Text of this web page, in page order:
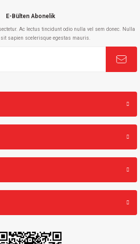
E-Bülten Abonelik
Ac lectus tincidunt odio nulla vel sem donec. Nulla
sapien scelerisque egestas mauris.